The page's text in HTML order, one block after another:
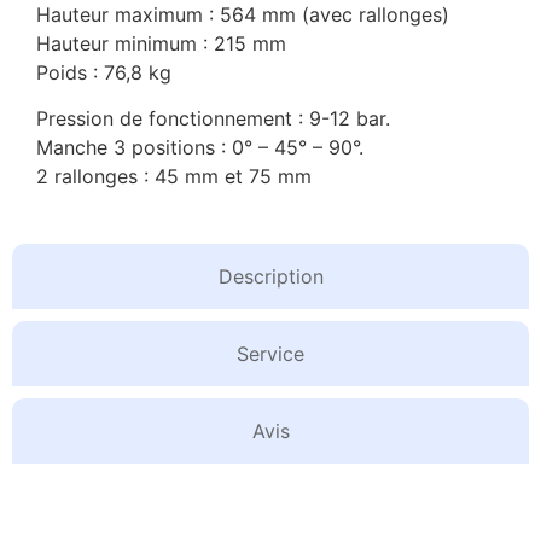
Description
Service
Avis
Hauteur maximum : 564 mm (avec rallonges)
Hauteur minimum : 215 mm
Poids : 76,8 kg
Pression de fonctionnement : 9-12 bar.
Manche 3 positions : 0° – 45° – 90°.
2 rallonges : 45 mm et 75 mm